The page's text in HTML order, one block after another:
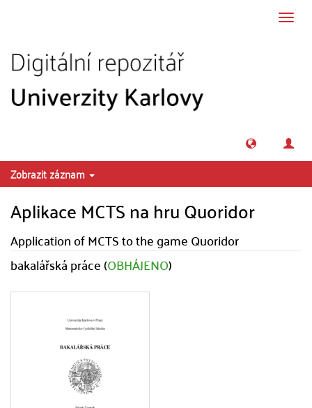
Zobrazit záznam
Aplikace MCTS na hru Quoridor
Application of MCTS to the game Quoridor
bakalářská práce (OBHÁJENO)